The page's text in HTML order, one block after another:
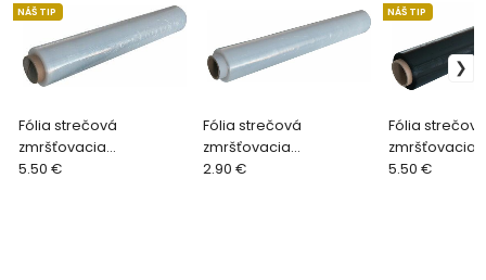
Fólia strečová
zmršťovacia
transparentná 50cm x
NÁŠ TIP
5.50 €
Fólia strečová
zmršťovacia
transparentná na
2.90 €
Fólia strečová
zmršťovacia
50cm x 23my
NÁŠ TIP
5.50 €